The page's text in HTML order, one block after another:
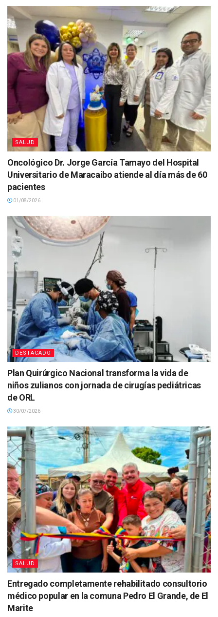
SALUD
Oncológico Dr. Jorge García Tamayo del Hospital
Universitario de Maracaibo atiende al día más de 60
pacientes
01/08/2026
DESTACADO
Plan Quirúrgico Nacional transforma la vida de
niños zulianos con jornada de cirugías pediátricas
de ORL
30/07/2026
SALUD
Entregado completamente rehabilitado consultorio
médico popular en la comuna Pedro El Grande, de El
Marite